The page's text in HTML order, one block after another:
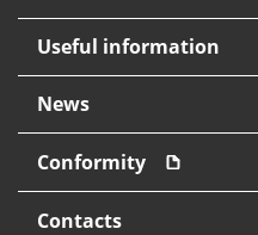
Useful information
News
Conformity
Contacts